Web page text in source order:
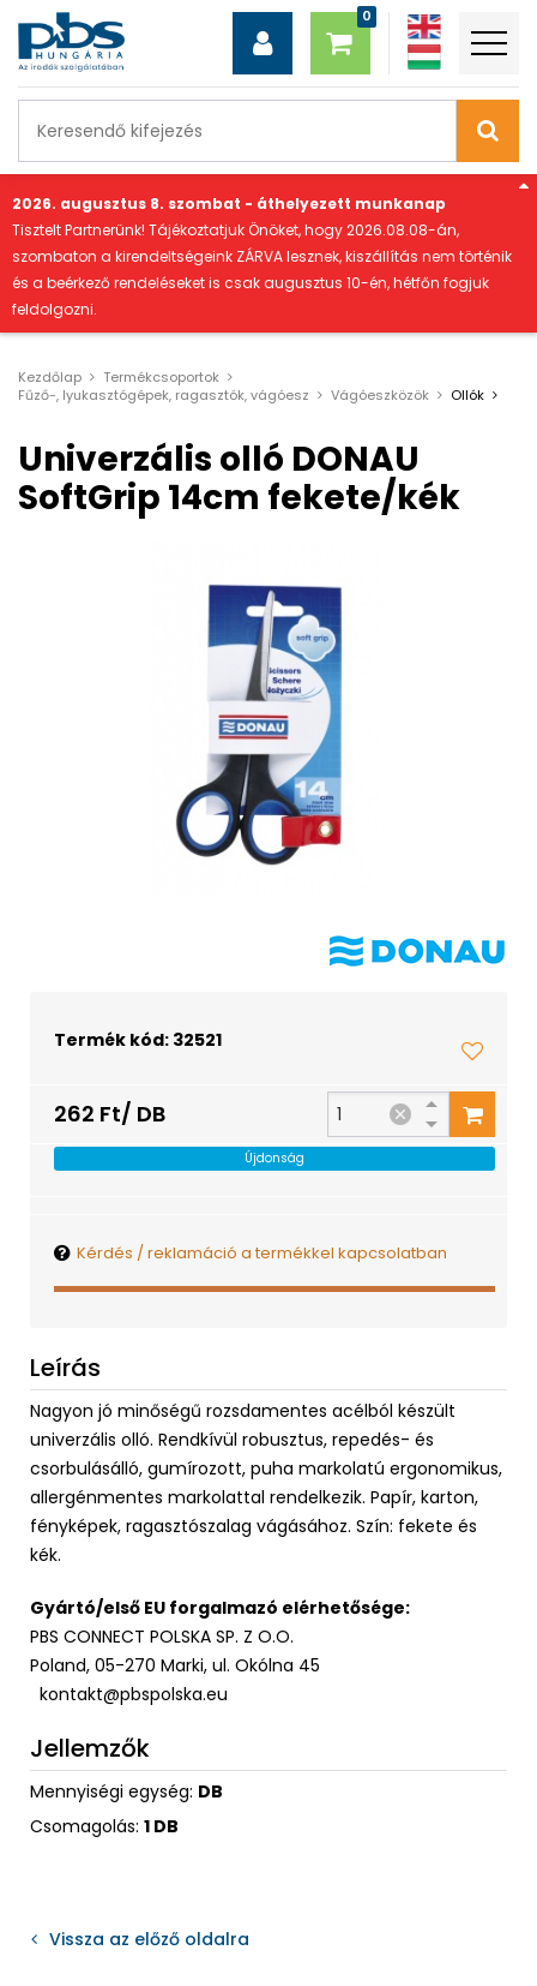
2026. augusztus 8. szombat - áthelyezett munkanap
Tisztelt Partnerünk! Tájékoztatjuk Önöket, hogy 2026.08.08-án,
szombaton a kirendeltségeink ZÁRVA lesznek, kiszállítás nem történik
és a beérkező rendeléseket is csak augusztus 10-én, hétfőn fogjuk
feldolgozni.
Kezdőlap
Termékcsoportok
Fűző-, lyukasztógépek, ragasztók, vágóesz
Vágóeszközök Ollók
Univerzális olló DONAU
SoftGrip 14cm fekete/kék
Termék kód: 32521
262 Ft/ DB
Újdonság
Kérdés / reklamáció a termékkel kapcsolatban
Leírás
Nagyon jó minőségű rozsdamentes acélból készült
univerzális olló. Rendkívül robusztus, repedés- és
csorbulásálló, gumírozott, puha markolatú ergonomikus,
allergénmentes markolattal rendelkezik. Papír, karton,
fényképek, ragasztószalag vágásához. Szín: fekete és
kék.
Gyártó/első EU forgalmazó elérhetősége:
PBS CONNECT POLSKA SP. Z O.O.
Poland, 05-270 Marki, ul. Okólna 45
kontakt@pbspolska.eu
Jellemzők
Mennyiségi egység: DB
Csomagolás: 1 DB
Vissza az előző oldalra